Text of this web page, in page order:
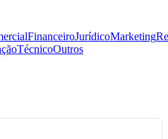
FinanceiroJurídicoMarketing
TécnicoOutros